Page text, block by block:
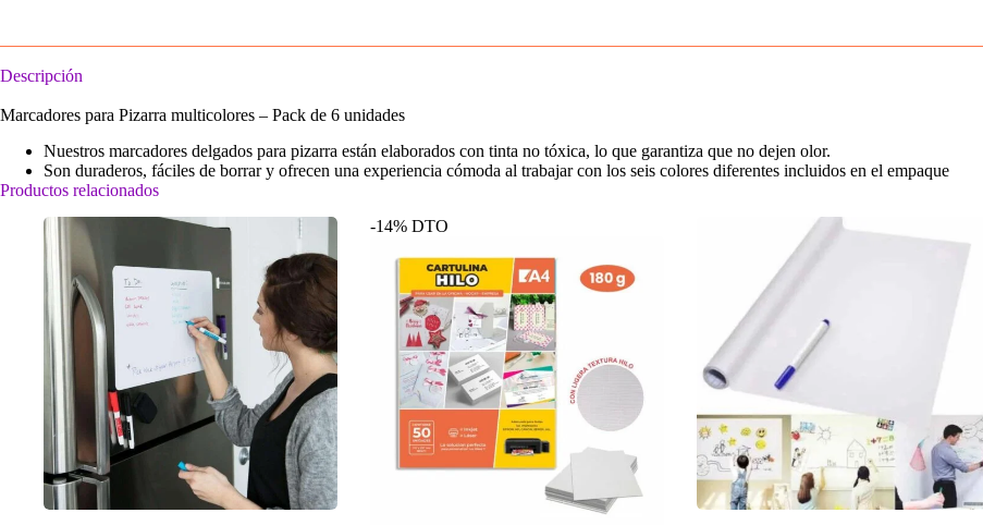
Descripción
Marcadores para Pizarra multicolores – Pack de 6 unidades
Nuestros marcadores delgados para pizarra están elaborados con tinta no tóxica, lo que garantiza que no dejen olor.
Son duraderos, fáciles de borrar y ofrecen una experiencia cómoda al trabajar con los seis colores diferentes incluidos en el empaque
Productos relacionados
-14% DTO